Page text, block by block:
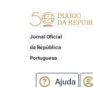
Jornal Oficial
da República
Portuguesa
Ajuda